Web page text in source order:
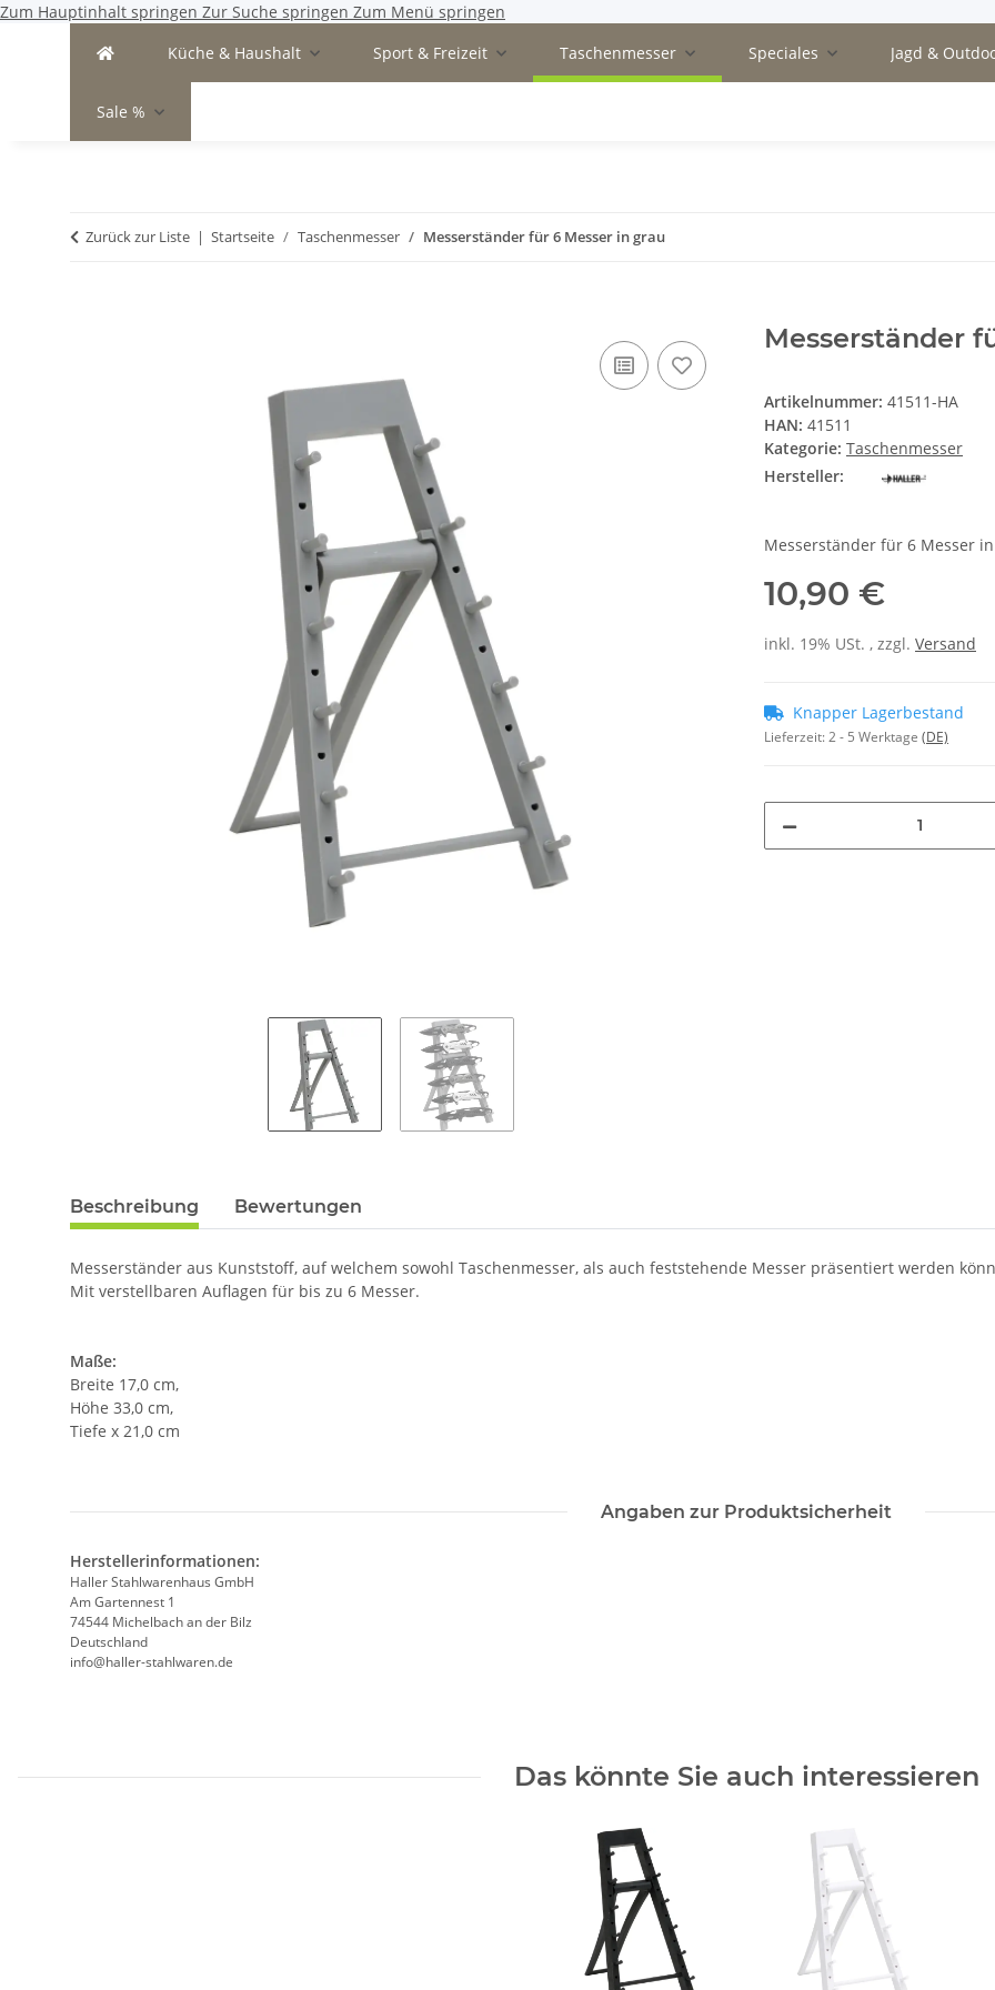
Zum Hauptinhalt springen Zur Suche springen Zum Menü springen
Küche & Haushalt
Sport & Freizeit Taschenmesser Speciales Jagd &
Sale %
Zurück zur Liste Startseite Taschenmesser Messerständer für 6 Messer in grau
Messerständer
Artikelnummer: 41511-HA
HAN: 41511
Kategorie: Taschenmesser
Hersteller:
Messerständer für 6 Messer
10,90 €
inkl. 19% USt. , zzgl. Versand
Knapper Lagerbestand
Lieferzeit:2 - 5 Werktage (DE)
Beschreibung Bewertungen
Messerständer aus Kunststoff, auf welchem sowohl Taschenmesser, als auch feststehende Messer präsentiert werden
Mit verstellbaren Auflagen für bis zu 6 Messer.
Maße:
Breite 17,0 cm,
Höhe 33,0 cm,
Tiefe x 21,0 cm
Angaben zur Produktsicherheit
Herstellerinformationen:
Haller Stahlwarenhaus GmbH
Am Gartennest 1
74544 Michelbach an der Bilz
Deutschland
info@haller-stahlwaren.de
Das könnte Sie auch interessieren